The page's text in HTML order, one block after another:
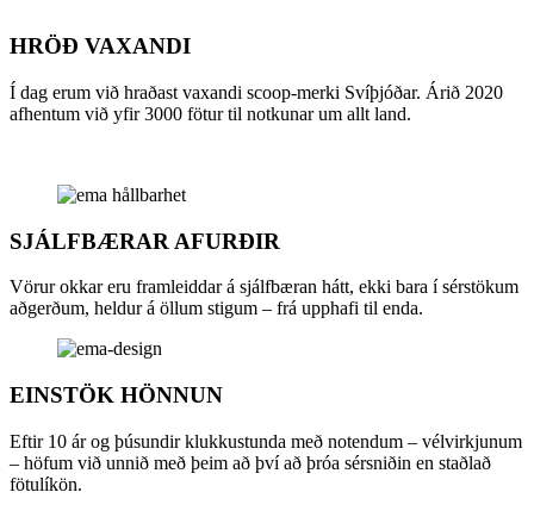
HRÖÐ VAXANDI
Í dag erum við hraðast vaxandi scoop-merki Svíþjóðar. Árið 2020
afhentum við yfir 3000 fötur til notkunar um allt land.
SJÁLFBÆRAR AFURÐIR
Vörur okkar eru framleiddar á sjálfbæran hátt, ekki bara í sérstökum
aðgerðum, heldur á öllum stigum – frá upphafi til enda.
EINSTÖK HÖNNUN
Eftir 10 ár og þúsundir klukkustunda með notendum – vélvirkjunum
– höfum við unnið með þeim að því að þróa sérsniðin en staðlað
fötulíkön.